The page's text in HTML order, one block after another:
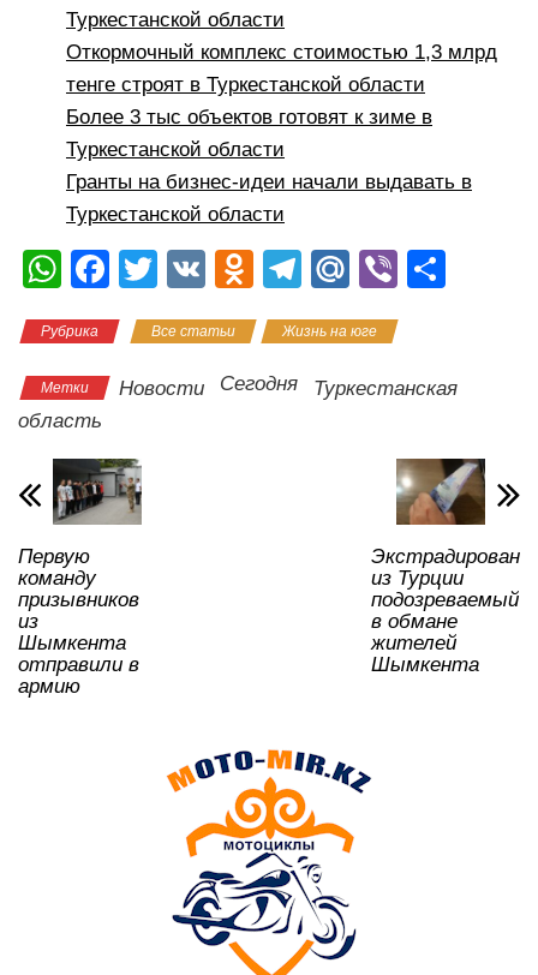
Туркестанской области
Откормочный комплекс стоимостью 1,3 млрд
тенге строят в Туркестанской области
Более 3 тыс объектов готовят к зиме в
Туркестанской области
Гранты на бизнес-идеи начали выдавать в
Туркестанской области
W
at
s
A
p
p
F
c
e
o
o
k
T
tt
er
V
O
n
o
T
e
gr
M
.R
u
Vi
а
и
ть
Рубрика Все статьи Жизнь на юге
Метки Новости Сегодня
Туркестанская
область
Первую
команду
призывников
из
Шымкента
отправили в
армию
Экстрадирован
из Турции
подозреваемый
в обмане
жителей
Шымкента